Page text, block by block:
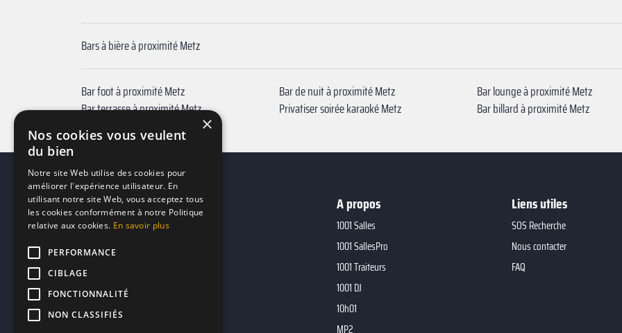
Bars à bière à proximité Metz
Bar foot à proximité Metz Bar de nuit à proximité Metz Bar lounge à proximité Metz
Bar terrasse à proximité Metz
Privatiser soirée karaoké Metz Bar billard à proximité Metz
Bar à jeux à proximité Metz
A propos
1001 Salles
1001 SallesPro
1001 Traiteurs
1001 DJ
10h01
MP2
Liens utiles
SOS Recherche
Nous contacter
FAQ
×
Nos cookies vous veulent
du bien
Notre site Web utilise des cookies pour
améliorer l'expérience utilisateur. En
utilisant notre site Web, vous acceptez tous
les cookies conformément à notre Politique
relative aux cookies. En savoir plus
PERFORMANCE
CIBLAGE
FONCTIONNALITÉ
NON CLASSIFIÉS